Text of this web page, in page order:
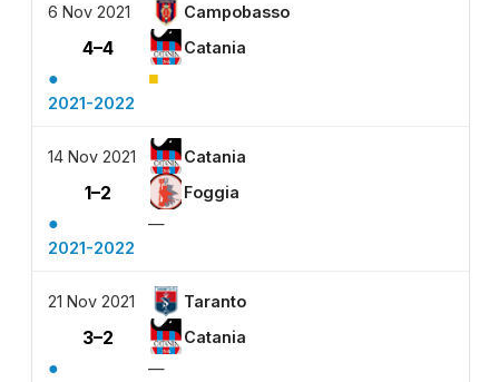
6 Nov 2021 Campobasso
4–4 Catania
● ■
2021-2022
14 Nov 2021 Catania
1–2 Foggia
●
—
2021-2022
21 Nov 2021 Taranto
3–2 Catania
●
—